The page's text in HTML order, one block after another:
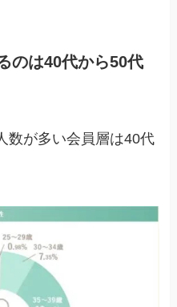
のは40代から50代
数が多い会員層は40代